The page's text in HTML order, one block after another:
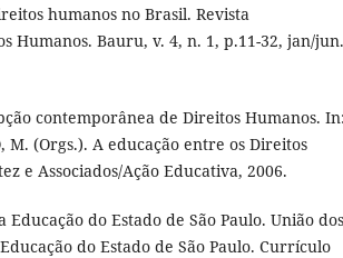
humanos no Brasil. Revista
Humanos. Bauru, v. 4, n. 1, p.11-32, jan/jun.
contemporânea de Direitos Humanos. In:
M. (Orgs.). A educação entre os Direitos
e Associados/Ação Educativa, 2006.
Educação do Estado de São Paulo. União dos
do Estado de São Paulo. Currículo